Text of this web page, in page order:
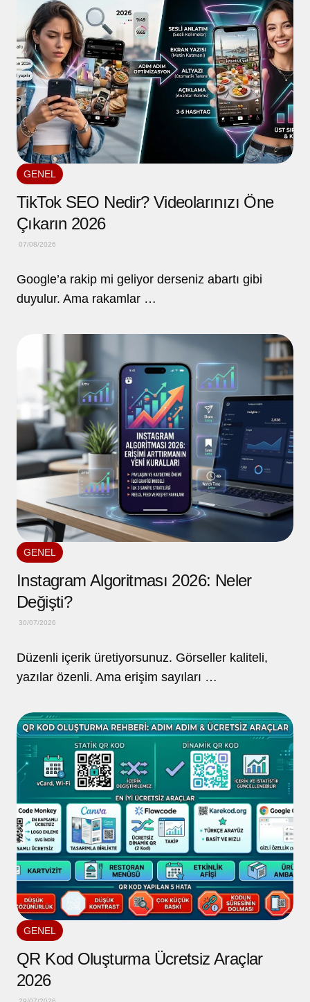
GENEL
TikTok SEO Nedir? Videolarınızı Öne
Çıkarın 2026
07/08/2026
Google’a rakip mi geliyor derseniz abartı gibi
duyulur. Ama rakamlar …
GENEL
Instagram Algoritması 2026: Neler
Değişti?
30/07/2026
Düzenli içerik üretiyorsunuz. Görseller kaliteli,
yazılar özenli. Ama erişim sayıları …
GENEL
QR Kod Oluşturma Ücretsiz Araçlar
2026